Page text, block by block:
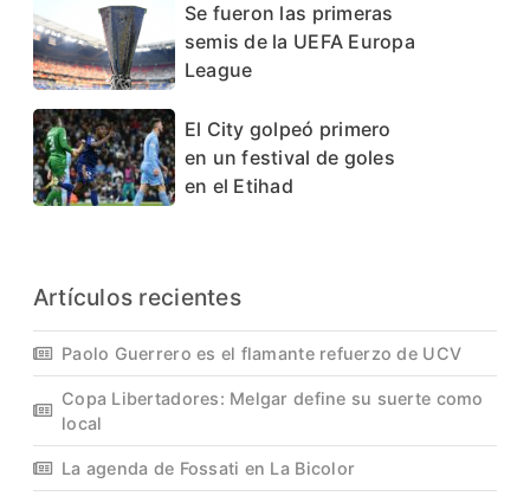
Se fueron las primeras
semis de la UEFA Europa
League
El City golpeó primero
en un festival de goles
en el Etihad
Artículos recientes
Paolo Guerrero es el flamante refuerzo de UCV
Copa Libertadores: Melgar define su suerte como
local
La agenda de Fossati en La Bicolor